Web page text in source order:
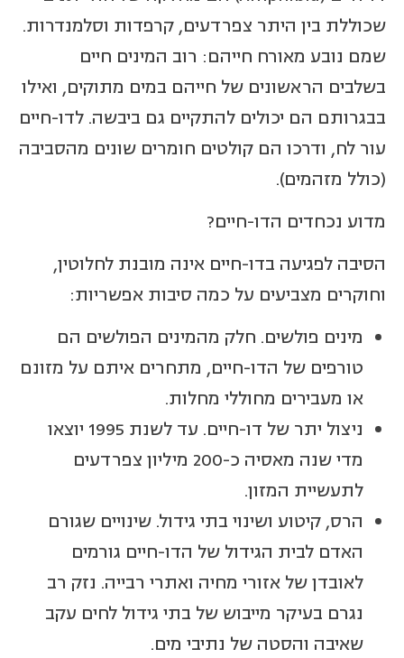
שכוללת בין היתר צפרדעים, קרפדות וסלמנדרות.
שמם נובע מאורח חייהם: רוב המינים חיים
בשלבים הראשונים של חייהם במים מתוקים, ואילו
בבגרותם הם יכולים להתקיים גם ביבשה. לדו-חיים
עור לח, ודרכו הם קולטים חומרים שונים מהסביבה
(כולל מזהמים).
מדוע נכחדים הדו-חיים?
הסיבה לפגיעה בדו-חיים אינה מובנת לחלוטין,
וחוקרים מצביעים על כמה סיבות אפשריות:
מינים פולשים. חלק מהמינים הפולשים הם
טורפים של הדו-חיים, מתחרים איתם על מזונם
או מעבירים מחוללי מחלות.
ניצול יתר של דו-חיים. עד לשנת 1995 יוצאו
מדי שנה מאסיה כ-200 מיליון צפרדעים
לתעשיית המזון.
הרס, קיטוע ושינוי בתי גידול. שינויים שגורם
האדם לבית הגידול של הדו-חיים גורמים
לאובדן של אזורי מחיה ואתרי רבייה. נזק רב
נגרם בעיקר מייבוש של בתי גידול לחים עקב
שאיבה והסטה של נתיבי מים.